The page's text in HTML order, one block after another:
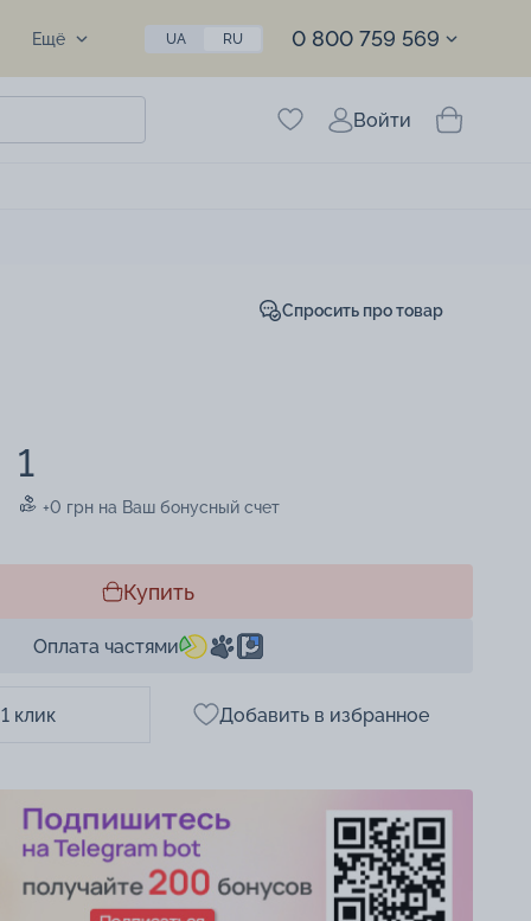
Ещё UA RU 0 800 759 569
Войти
Спросить про товар
1
+0 грн на Ваш бонусный счет
Купить
Оплата частями
клик Добавить в избранное